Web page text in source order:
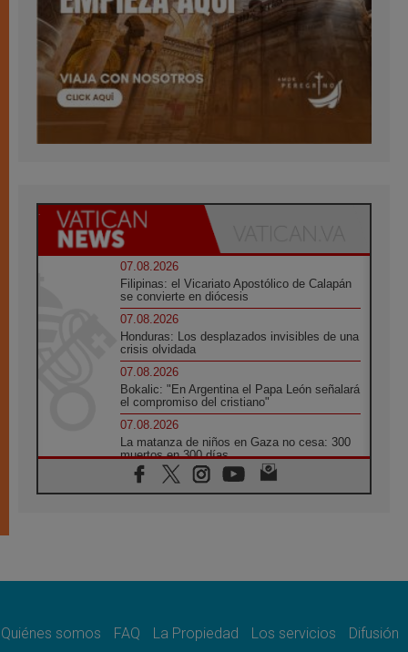
07.08.2026
Filipinas: el Vicariato Apostólico de Calapán
se convierte en diócesis
07.08.2026
Honduras: Los desplazados invisibles de una
crisis olvidada
07.08.2026
Bokalic: "En Argentina el Papa León señalará
el compromiso del cristiano"
07.08.2026
La matanza de niños en Gaza no cesa: 300
muertos en 300 días
07.08.2026
Tagle: La guerra desfigura el mundo, solo la
como misión al servicio del Evangelio
Quiénes somos FAQ La Propiedad Los servicios Difusión